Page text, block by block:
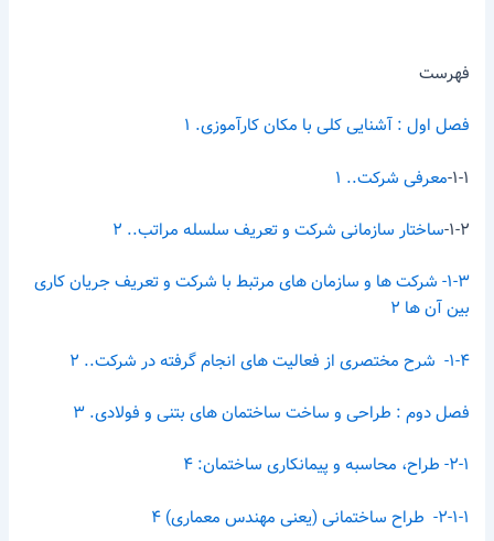
فهرست
فصل اول : آشنایی کلی با مکان کارآموزی. ۱
۱-۱- معرفی شرکت.. ۱
۱-۲- ساختار سازمانی شرکت و تعریف سلسله مراتب.. ۲
۱-۳- شرکت ها و سازمان های مرتبط با شرکت و تعریف جریان کاری
بین آن ها ۲
۱-۴- شرح مختصری از فعالیت های انجام گرفته در شرکت.. ۲
فصل دوم : طراحی و ساخت ساختمان های بتنی و فولادی. ۳
۲-۱- طراح، محاسبه و پیمانکاری ساختمان: ۴
۲-۱-۱- طراح ساختمانی (یعنی مهندس معماری) ۴